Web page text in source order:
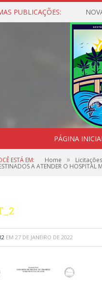
PUBLICAÇÕES:
PÁGINA
ESTÁ EM: Home » Licitações
A ATENDER O HOSPITAL
EM 27 DE JANEIRO DE 2022